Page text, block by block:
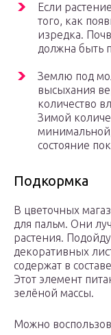
Если
того, как
изредка.
должна быть
Землю под
высыхания
количество
Зимой
состояние
Подкормка
В цветочных
для пальм. Они
растения.
декоративных
содержат в
Этот элемент
зелёной массы.
Можно